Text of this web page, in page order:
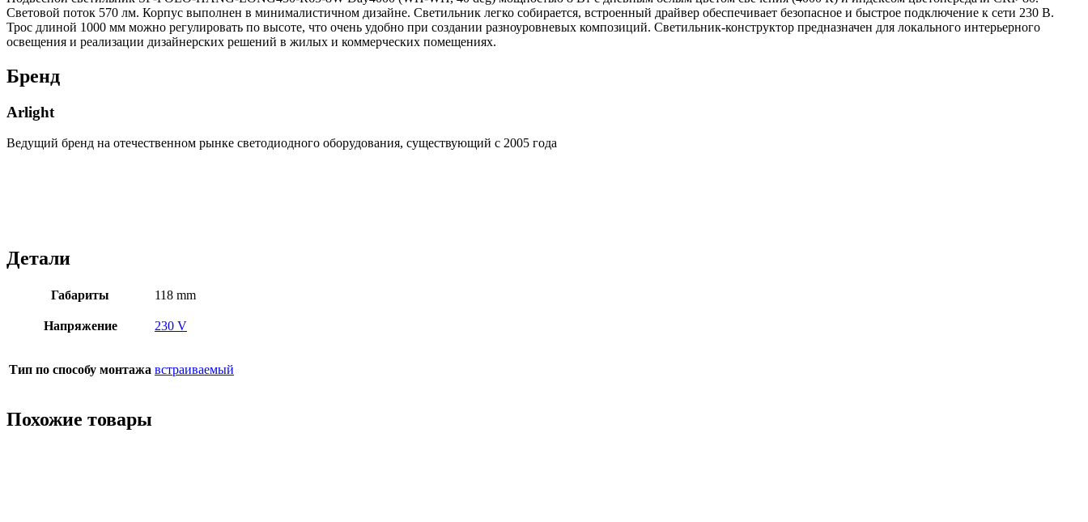
Световой поток 570 лм. Корпус выполнен в минималистичном дизайне. Светильник легко собирается, встроенный драйвер обеспечивает безопасное и быстрое подключение к сети 230 В.
Трос длиной 1000 мм можно регулировать по высоте, что очень удобно при создании разноуровневых композиций. Светильник-конструктор предназначен для локального интерьерного
освещения и реализации дизайнерских решений в жилых и коммерческих помещениях.
Бренд
Arlight
Ведущий бренд на отечественном рынке светодиодного оборудования, существующий с 2005 года
Детали
Габариты 118 mm
Напряжение 230 V
Тип по способу монтажа встраиваемый
Похожие товары